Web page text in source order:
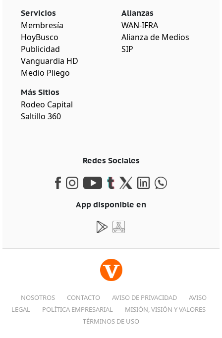
Servicios
Membresía
HoyBusco
Publicidad
Vanguardia HD
Medio Pliego
Más Sitios
Rodeo Capital
Saltillo 360
Alianzas
WAN-IFRA
Alianza de Medios
SIP
Redes Sociales
App disponible en
NOSOTROS CONTACTO AVISO DE PRIVACIDAD
AVISO
LEGAL
POLÍTICA EMPRESARIAL
MISIÓN, VISIÓN Y VALORES
TÉRMINOS DE USO